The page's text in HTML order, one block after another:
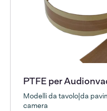
PTFE per
Modelli da tavolo|da
camera